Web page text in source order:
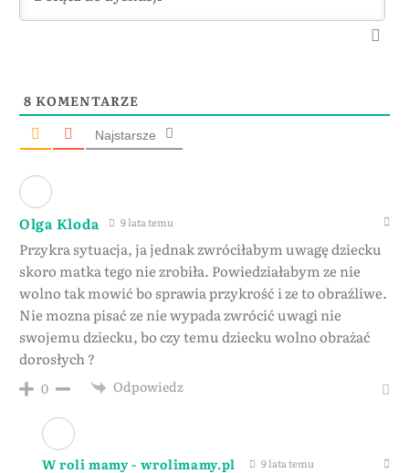
8 KOMENTARZE
Najstarsze
Olga Kloda 9 lata temu
Przykra sytuacja, ja jednak zwróciłabym uwagę dziecku
skoro matka tego nie zrobiła. Powiedziałabym ze nie
wolno tak mowić bo sprawia przykrość i ze to obraźliwe.
Nie mozna pisać ze nie wypada zwrócić uwagi nie
swojemu dziecku, bo czy temu dziecku wolno obrażać
dorosłych ?
0 Odpowiedz
W roli mamy - wrolimamy.pl 9 lata temu